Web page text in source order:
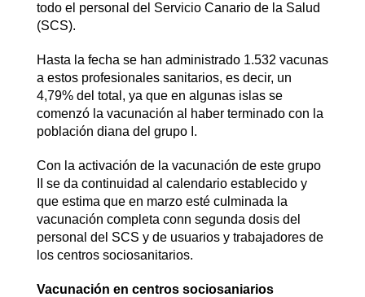
todo el personal del Servicio Canario de la Salud
(SCS).
Hasta la fecha se han administrado 1.532 vacunas
a estos profesionales sanitarios, es decir, un
4,79% del total, ya que en algunas islas se
comenzó la vacunación al haber terminado con la
población diana del grupo I.
Con la activación de la vacunación de este grupo
II se da continuidad al calendario establecido y
que estima que en marzo esté culminada la
vacunación completa conn segunda dosis del
personal del SCS y de usuarios y trabajadores de
los centros sociosanitarios.
Vacunación en centros sociosaniarios